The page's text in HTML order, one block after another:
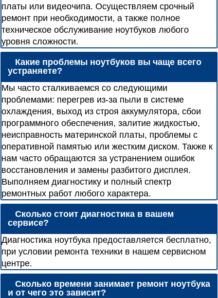
платы или видеочипа. Осуществляем срочный
ремонт при необходимости, а также полное
техническое обслуживание ноутбуков любого
уровня сложности.
Какие проблемы ноутбуков вы чаще всего
устраняете?
Мы часто сталкиваемся со следующими
проблемами: перегрев из-за пыли в системе
охлаждения, выход из строя аккумулятора, сбои
программного обеспечения, залитие жидкостью,
неисправность материнской платы, проблемы с
оперативной памятью или жестким диском. Также к
нам часто обращаются за устранением ошибок
восстановления и замены разбитого дисплея.
Выполняем диагностику и полный спектр
ремонтных работ любого характера.
Сколько стоит диагностика в вашем
сервисе?
Диагностика ноутбука предоставляется бесплатно,
при условии ремонта техники в нашем сервисном
центре.
Сколько времени занимает ремонт ноутбука
и от чего это зависит?